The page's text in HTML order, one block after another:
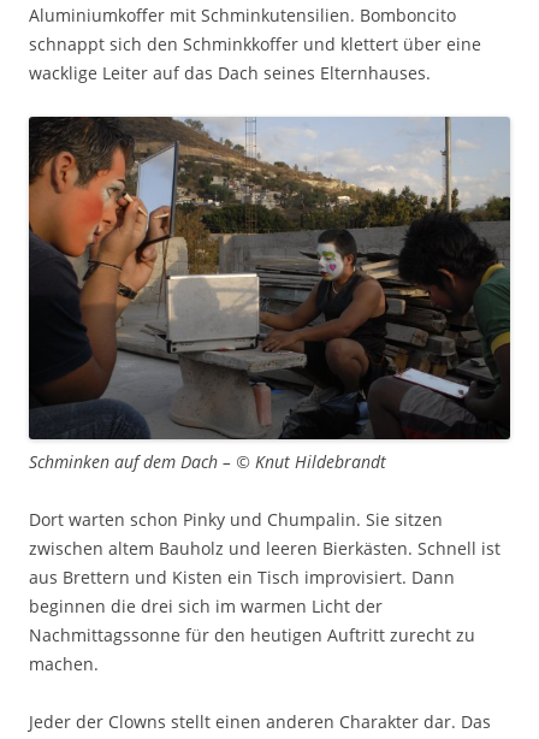
Aluminiumkoffer mit Schminkutensilien. Bomboncito
schnappt sich den Schminkkoffer und klettert über eine
wacklige Leiter auf das Dach seines Elternhauses.
Schminken auf dem Dach – © Knut Hildebrandt
Dort warten schon Pinky und Chumpalin. Sie sitzen
zwischen altem Bauholz und leeren Bierkästen. Schnell ist
aus Brettern und Kisten ein Tisch improvisiert. Dann
beginnen die drei sich im warmen Licht der
Nachmittagssonne für den heutigen Auftritt zurecht zu
machen.
Jeder der Clowns stellt einen anderen Charakter dar. Das